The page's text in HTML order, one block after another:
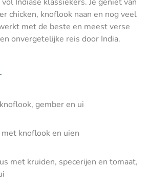
chicken, knoflook naan en nog veel
met de beste en meest verse
onvergetelijke reis door India.
gember en ui
knoflook en uien
met kruiden, specerijen en tomaat,